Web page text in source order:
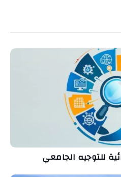
للتوجيه الجامعي